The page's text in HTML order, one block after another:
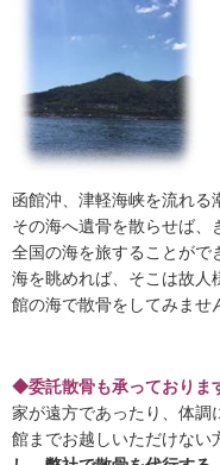
函館沖、津軽海峡を流れる
その海へ遺骨を散らせば、
全国の海を旅することがで
海を眺めれば、そこは故人
館の海で散骨をしてみませ
◆委託散骨も承っており
家が遠方であったり、体調
館までお越しいただけない